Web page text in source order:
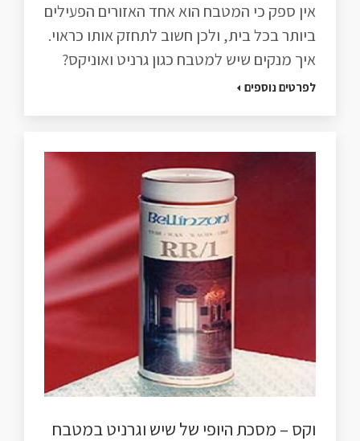
אין ספק כי המטבח הוא אחד האזורים הפעילים
ביותר בכל בית, ולכן חשוב לתחזק אותו כראוי.
איך מנקים שיש למטבח כגון גרניט ואוניקס?
לפרטים נוספים
וקס – מסכת היופי של שיש וגרניט במטבח